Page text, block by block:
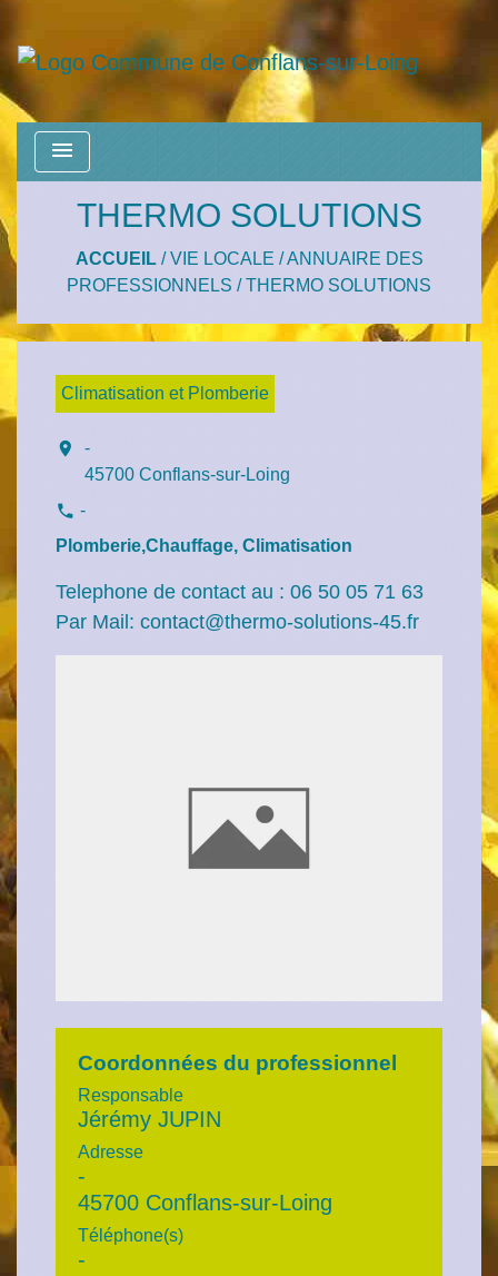
menu
THERMO SOLUTIONS
ACCUEIL/VIE LOCALE /ANNUAIRE DES
PROFESSIONNELS /THERMO SOLUTIONS
Climatisation et Plomberie
location_on
-
45700 Conflans-sur-Loing
phone -
Plomberie,Chauffage, Climatisation
Telephone de contact au : 06 50 05 71 63
Par Mail: contact@thermo-solutions-45.fr
Coordonnées du professionnel
Responsable
Jérémy JUPIN
Adresse
-
45700 Conflans-sur-Loing
Téléphone(s)
-